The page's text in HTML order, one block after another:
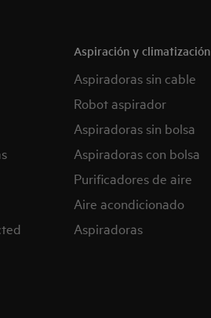
Aspiración y climatización
Aspiradoras sin cable
Robot aspirador
Aspiradoras sin bolsa
Aspiradoras con bolsa
Purificadores de aire
Aire acondicionado
Aspiradoras